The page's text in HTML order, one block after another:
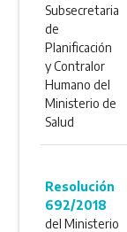
Subsecretaria
de
Planificación
y Contralor
Humano del
Ministerio de
Salud
Resolución
692/2018
del Ministerio